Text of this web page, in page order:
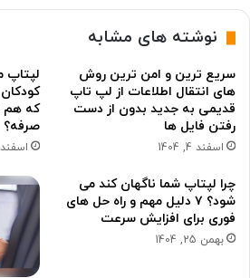
نوشته های مشابه
سریع ترین و امن ترین روش
های انتقال اطلاعات از لپ تاپ
قدیمی به جدید بدون از دست
رفتن فایل ها
اسفند 4, 1404
لپتاپ
که هم
صرفه؟
اسفند 3, 1404
چرا لپتاپ شما ناگهان کند می
شود؟ ۷ دلیل مهم و راه حل های
فوری برای افزایش سرعت
بهمن 25, 1404